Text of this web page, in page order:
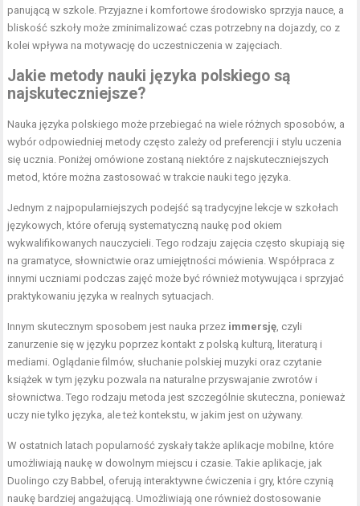
panującą w szkole. Przyjazne i komfortowe środowisko sprzyja nauce, a
bliskość szkoły może zminimalizować czas potrzebny na dojazdy, co z
kolei wpływa na motywację do uczestniczenia w zajęciach.
Jakie metody nauki języka polskiego są
najskuteczniejsze?
Nauka języka polskiego może przebiegać na wiele różnych sposobów, a
wybór odpowiedniej metody często zależy od preferencji i stylu uczenia
się ucznia. Poniżej omówione zostaną niektóre z najskuteczniejszych
metod, które można zastosować w trakcie nauki tego języka.
Jednym z najpopularniejszych podejść są tradycyjne lekcje w szkołach
językowych, które oferują systematyczną naukę pod okiem
wykwalifikowanych nauczycieli. Tego rodzaju zajęcia często skupiają się
na gramatyce, słownictwie oraz umiejętności mówienia. Współpraca z
innymi uczniami podczas zajęć może być również motywująca i sprzyjać
praktykowaniu języka w realnych sytuacjach.
Innym skutecznym sposobem jest nauka przez immersję , czyli
zanurzenie się w języku poprzez kontakt z polską kulturą, literaturą i
mediami. Oglądanie filmów, słuchanie polskiej muzyki oraz czytanie
książek w tym języku pozwala na naturalne przyswajanie zwrotów i
słownictwa. Tego rodzaju metoda jest szczególnie skuteczna, ponieważ
uczy nie tylko języka, ale też kontekstu, w jakim jest on używany.
W ostatnich latach popularność zyskały także aplikacje mobilne, które
umożliwiają naukę w dowolnym miejscu i czasie. Takie aplikacje, jak
Duolingo czy Babbel, oferują interaktywne ćwiczenia i gry, które czynią
naukę bardziej angażującą. Umożliwiają one również dostosowanie